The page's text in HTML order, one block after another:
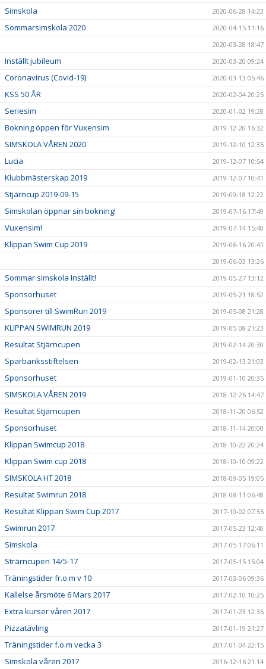
Simskola 2020-06-28 14:23
Sommarsimskola 2020
2020-04-15 11:16
2020-03-28 18:47
Inställt jubileum 2020-03-20 09:24
Coronavirus (Covid-19) 2020-03-13 05:46
KSS 50 ÅR 2020-02-04 20:25
Seriesim 2020-01-02 19:28
Bokning öppen för Vuxensim 2019-12-20 16:32
SIMSKOLA VÅREN 2020 2019-12-10 12:35
Lucia 2019-12-07 10:54
Klubbmästerskap 2019 2019-12-07 10:41
Stjärncup 2019-09-15 2019-09-18 12:22
Simskolan öppnar sin bokning! 2019-07-16 17:49
Vuxensim! 2019-07-14 15:40
Klippan Swim Cup 2019
2019-06-16 20:41
2019-06-03 13:26
Sommar simskola Inställt! 2019-05-27 13:12
Sponsorhuset 2019-05-21 18:52
Sponsorer till SwimRun 2019 2019-05-08 21:28
KLIPPAN SWIMRUN 2019 2019-05-08 21:23
Resultat Stjärncupen 2019-02-14 20:30
Sparbanksstiftelsen 2019-02-13 21:03
Sponsorhuset 2019-01-10 20:35
SIMSKOLA VÅREN 2019 2018-12-26 14:47
Resultat Stjärncupen 2018-11-20 06:52
Sponsorhuset 2018-11-14 20:00
Klippan Swimcup 2018 2018-10-22 20:24
Klippan Swim cup 2018 2018-10-10 09:22
SIMSKOLA HT 2018 2018-09-05 19:05
Resultat Swimrun 2018 2018-08-11 06:48
Resultat Klippan Swim Cup 2017 2017-10-02 07:55
Swimrun 2017 2017-05-23 12:40
Simskola 2017-05-17 06:11
Strärncupen 14/5-17 2017-05-15 15:04
Träningstider fr.o.m v 10 2017-03-06 09:36
Kallelse årsmöte 6 Mars 2017 2017-02-10 10:25
Extra kurser våren 2017 2017-01-23 12:36
Pizzatävling 2017-01-19 21:27
Träningstider f.o.m vecka 3 2017-01-04 22:15
Simskola våren 2017 2016-12-16 21:14